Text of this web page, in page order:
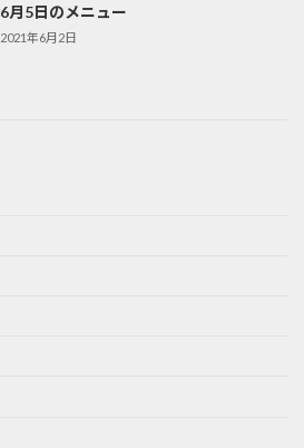
6月5日のメニュー
2021年6月2日